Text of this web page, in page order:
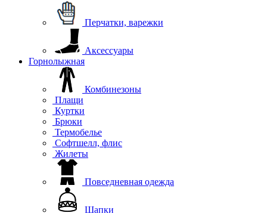
Перчатки, варежки
Аксессуары
Горнолыжная
Комбинезоны
Плащи
Куртки
Брюки
Термобелье
Софтшелл, флис
Жилеты
Повседневная одежда
Шапки